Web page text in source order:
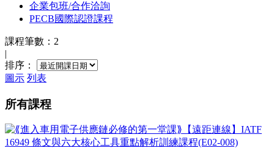
企業包班/合作洽詢
PECB國際認證課程
課程筆數：2
|
排序：
圖示 列表
所有課程